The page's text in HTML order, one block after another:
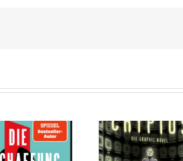
Cryptos von Ursula